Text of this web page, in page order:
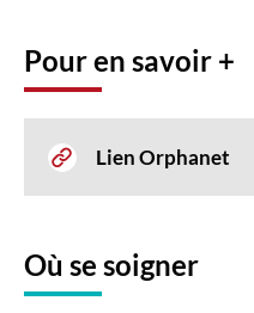
Pour en savoir +
Lien Orphanet
Où se soigner